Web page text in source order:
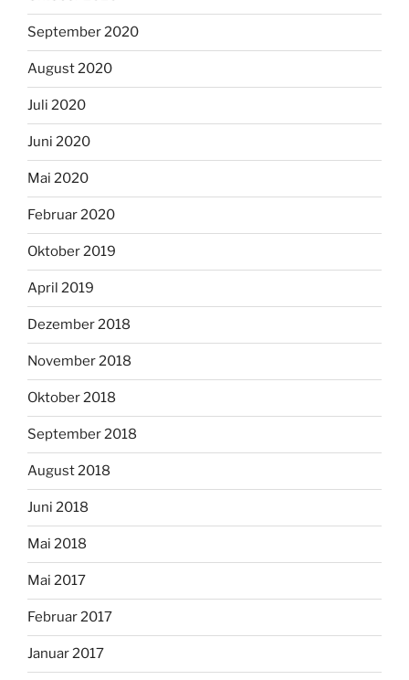
September 2020
August 2020
Juli 2020
Juni 2020
Mai 2020
Februar 2020
Oktober 2019
April 2019
Dezember 2018
November 2018
Oktober 2018
September 2018
August 2018
Juni 2018
Mai 2018
Mai 2017
Februar 2017
Januar 2017